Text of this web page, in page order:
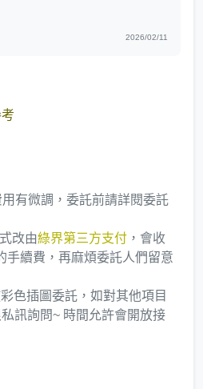
2026/02/11
有微調，委託前請詳閱委託
改由綠界第三方支付 ，會收
手續費，再麻煩委託人們留意
色插圖委託，如對其他項目
訊詢問~ 時間允許會開放接